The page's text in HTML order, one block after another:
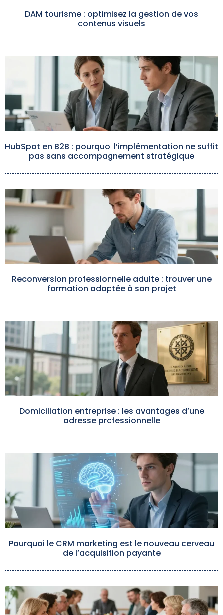
DAM tourisme : optimisez la gestion de vos
contenus visuels
HubSpot en B2B : pourquoi l’implémentation ne suffit
pas sans accompagnement stratégique
Reconversion professionnelle adulte : trouver une
formation adaptée à son projet
Domiciliation entreprise : les avantages d’une
adresse professionnelle
Pourquoi le CRM marketing est le nouveau cerveau
de l’acquisition payante